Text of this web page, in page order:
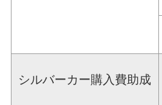
シルバーカー購入費助成